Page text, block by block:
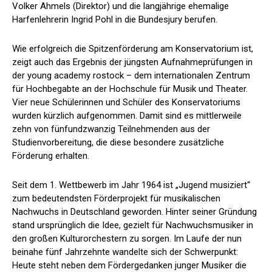
Volker Ahmels (Direktor) und die langjährige ehemalige
Harfenlehrerin Ingrid Pohl in die Bundesjury berufen.
Wie erfolgreich die Spitzenförderung am Konservatorium ist,
zeigt auch das Ergebnis der jüngsten Aufnahmeprüfungen in
der young academy rostock – dem internationalen Zentrum
für Hochbegabte an der Hochschule für Musik und Theater.
Vier neue Schülerinnen und Schüler des Konservatoriums
wurden kürzlich aufgenommen. Damit sind es mittlerweile
zehn von fünfundzwanzig Teilnehmenden aus der
Studienvorbereitung, die diese besondere zusätzliche
Förderung erhalten.
Seit dem 1. Wettbewerb im Jahr 1964 ist „Jugend musiziert“
zum bedeutendsten Förderprojekt für musikalischen
Nachwuchs in Deutschland geworden. Hinter seiner Gründung
stand ursprünglich die Idee, gezielt für Nachwuchsmusiker in
den großen Kulturorchestern zu sorgen. Im Laufe der nun
beinahe fünf Jahrzehnte wandelte sich der Schwerpunkt:
Heute steht neben dem Fördergedanken junger Musiker die